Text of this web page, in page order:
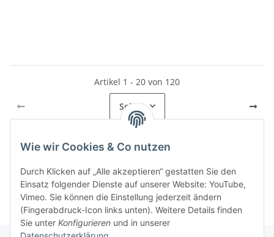
Artikel 1 - 20 von 120
Seite1
Kategorien
Wie wir Cookies & Co nutzen
Durch Klicken auf „Alle akzeptieren“ gestatten Sie den
Einsatz folgender Dienste auf unserer Website: YouTube,
Vimeo. Sie können die Einstellung jederzeit ändern
(Fingerabdruck-Icon links unten). Weitere Details finden
Sie unter Konfigurieren und in unserer